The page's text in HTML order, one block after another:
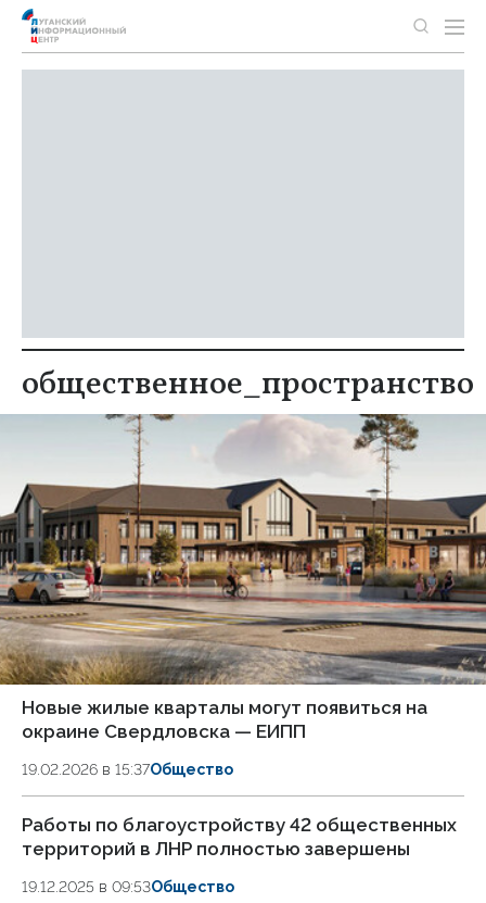
общественное_пространство
Новые жилые кварталы могут появиться на
окраине Свердловска — ЕИПП
19.02.2026 в 15:37Общество
Работы по благоустройству 42 общественных
территорий в ЛНР полностью завершены
19.12.2025 в 09:53Общество